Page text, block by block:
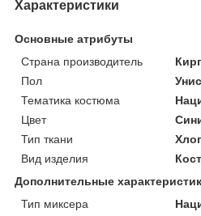
Характеристики
Основные атрибуты
Страна производитель
Пол
Тематика костюма
Цвет
Тип ткани
Вид изделия
Дополнительные
Тип миксера